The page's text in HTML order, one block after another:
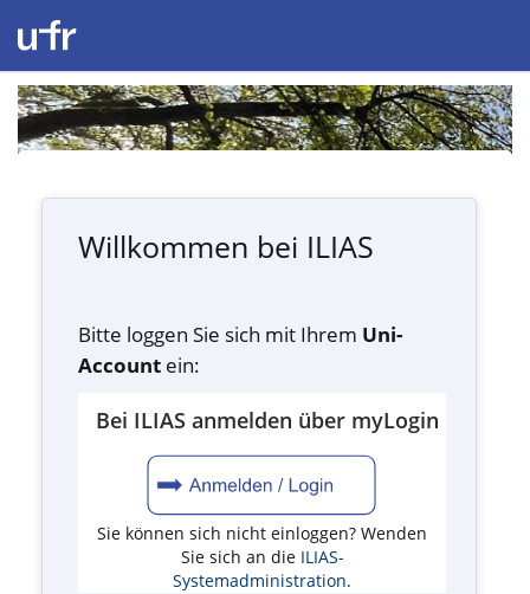
Willkommen bei ILIAS
Bitte loggen Sie sich mit Ihrem Uni-
Account ein:
Bei ILIAS anmelden über myLogin
Sie können sich nicht einloggen? Wenden
Sie sich an die ILIAS-
Systemadministration.